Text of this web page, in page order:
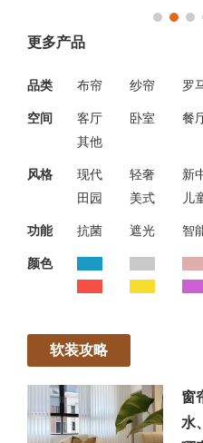
更多产品
品类 布帘 纱帘 罗
空间 客厅 卧室 餐
其他
风格 现代 轻奢 新
田园
美式 儿
功能 抗菌 遮光 智
颜色
软装攻略
窗
水